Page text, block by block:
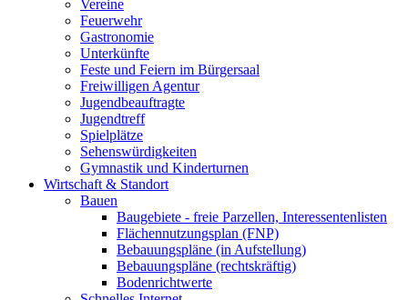
Vereine
Feuerwehr
Gastronomie
Unterkünfte
Feste und Feiern im Bürgersaal
Freiwilligen Agentur
Jugendbeauftragte
Jugendtreff
Spielplätze
Sehenswürdigkeiten
Gymnastik und Kinderturnen
Wirtschaft & Standort
Bauen
Baugebiete - freie Parzellen, Interessentenlisten
Flächennutzungsplan (FNP)
Bebauungspläne (in Aufstellung)
Bebauungspläne (rechtskräftig)
Bodenrichtwerte